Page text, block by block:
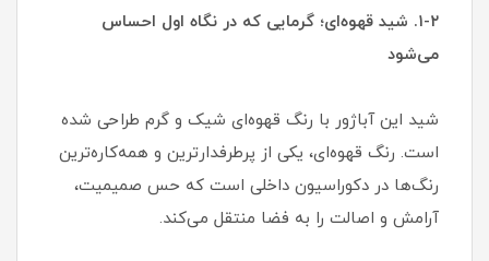
۱-۲. شید قهوه‌ای؛ گرمایی که در نگاه اول احساس
می‌شود
شید این آباژور با رنگ قهوه‌ای شیک و گرم طراحی شده
است. رنگ قهوه‌ای، یکی از پرطرفدارترین و همه‌کاره‌ترین
رنگ‌ها در دکوراسیون داخلی است که حس صمیمیت،
آرامش و اصالت را به فضا منتقل می‌کند.